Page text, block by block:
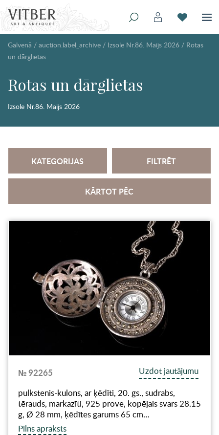
Galvenā / auction.label_archive / Izsole Nr.86. Maijs 2026 / Rotas
un dārglietas
Rotas un dārglietas
Izsole Nr.86. Maijs 2026
KATEGORIJAS FILTRĒT
KĀRTOT PĒC
№ 92265
Uzdot jautājumu
pulkstenis-kulons, ar ķēdīti, 20. gs., sudrabs,
tērauds, markazīti, 925 prove, kopējais svars 28.15
g, Ø 28 mm, ķēdītes garums 65 cm…
Pilns apraksts